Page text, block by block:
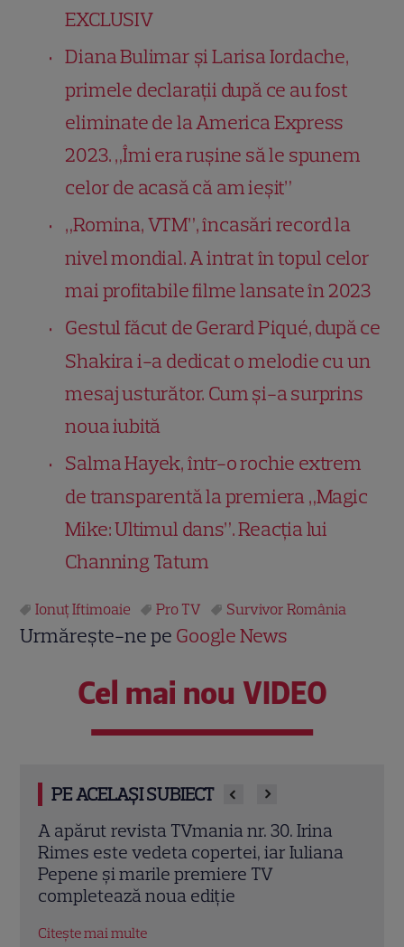
EXCLUSIV
Diana Bulimar și Larisa Iordache,
primele declarații după ce au fost
eliminate de la America Express
2023. „Îmi era rușine să le spunem
celor de acasă că am ieșit”
„Romina, VTM”, încasări record la
nivel mondial. A intrat în topul celor
mai profitabile filme lansate în 2023
Gestul făcut de Gerard Piqué, după ce
Shakira i-a dedicat o melodie cu un
mesaj usturător. Cum și-a surprins
noua iubită
Salma Hayek, într-o rochie extrem
de transparentă la premiera „Magic
Mike: Ultimul dans”. Reacția lui
Channing Tatum
Ionuţ Iftimoaie Pro TV Survivor România
Urmărește-ne pe Google News
Cel mai nou VIDEO
PE ACELAȘI SUBIECT
Irina Rimes dezvăluie „arma” din noul
sezon „Vocea României”. Butonul care
schimbă jocul: „L-am folosit cu plăcere”
EXCLUSIV
Citește mai multe